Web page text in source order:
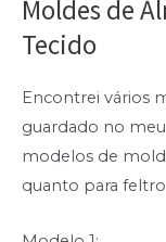
Moldes de
Tecido
Encontrei vários
guardado no
modelos de
quanto para